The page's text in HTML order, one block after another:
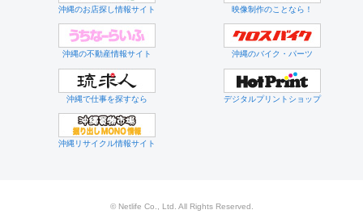
沖縄のお店探し情報サイト 映像制作のことなら！
沖縄の不動産情報サイト 沖縄のバイク・パーツ
沖縄で仕事を探すなら デジタルプリントショップ
沖縄リサイクル情報サイト
© Netlife Co., Ltd. All Rights Reserved.